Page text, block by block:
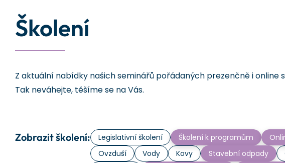
Školení
Z aktuální nabídky našich seminářů pořádaných prezenčně i online
Tak neváhejte, těšíme se na Vás.
Zobrazit školení: Legislativní školení Školení k programům
Ovzduší
Vody Kovy Stavební odpady